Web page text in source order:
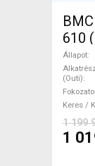
610
Állapot
(Outi)
Keres /
1 199
1